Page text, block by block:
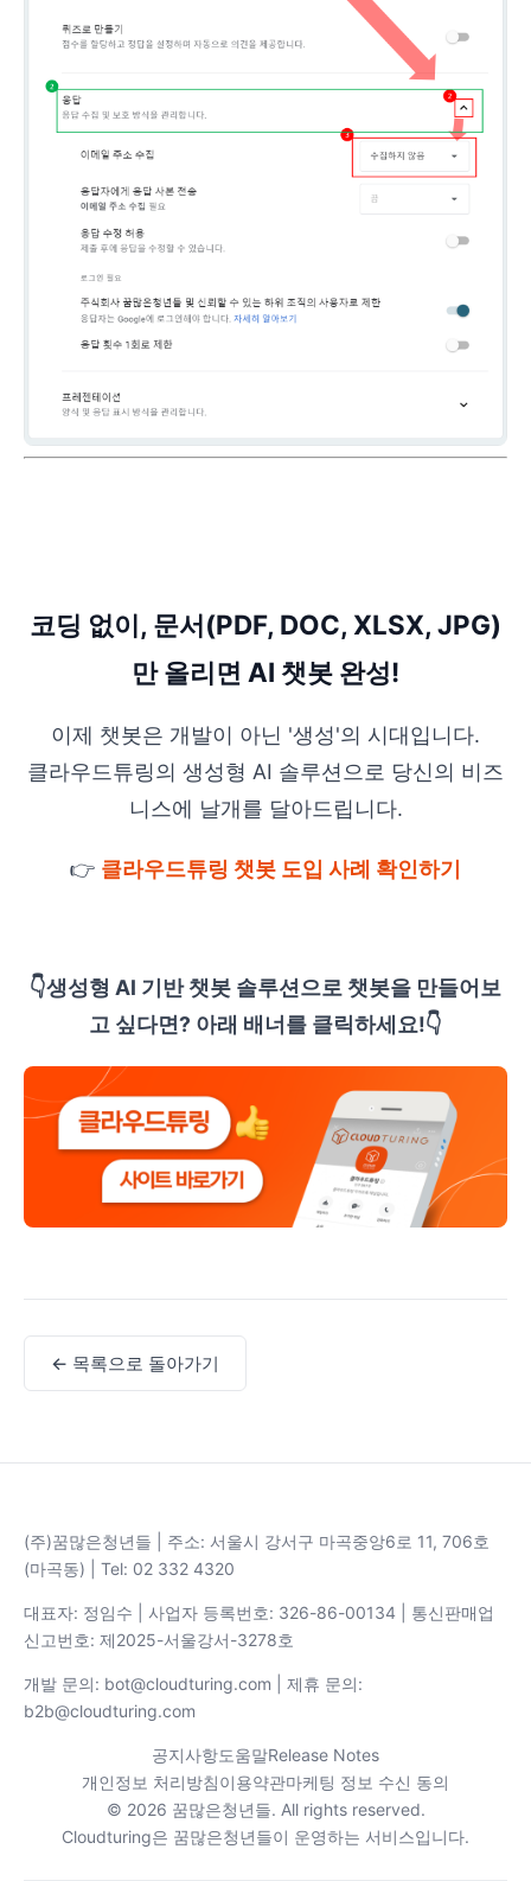
코딩 없이, 문서(PDF, DOC, XLSX, JPG)
만 올리면 AI 챗봇 완성!
이제 챗봇은 개발이 아닌 '생성'의 시대입니다.
클라우드튜링의 생성형 AI 솔루션으로 당신의 비즈
니스에 날개를 달아드립니다.
👉 클라우드튜링 챗봇 도입 사례 확인하기
👇생성형 AI 기반 챗봇 솔루션으로 챗봇을 만들어보
고 싶다면? 아래 배너를 클릭하세요!👇
← 목록으로 돌아가기
(주)꿈많은청년들 | 주소: 서울시 강서구 마곡중앙6로 11, 706호
(마곡동) | Tel: 02 332 4320
대표자: 정임수 | 사업자 등록번호: 326-86-00134 | 통신판매업
신고번호: 제2025-서울강서-3278호
개발 문의: bot@cloudturing.com | 제휴 문의:
b2b@cloudturing.com
공지사항도움말Release Notes
개인정보 처리방침이용약관마케팅 정보 수신 동의
© 2026 꿈많은청년들. All rights reserved.
Cloudturing은 꿈많은청년들이 운영하는 서비스입니다.